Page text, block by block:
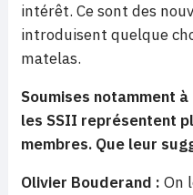
intérêt. Ce sont des
introduisent quelque
matelas.
Soumises notamment
les SSII représentent
membres. Que leur
Olivier Bouderand : On